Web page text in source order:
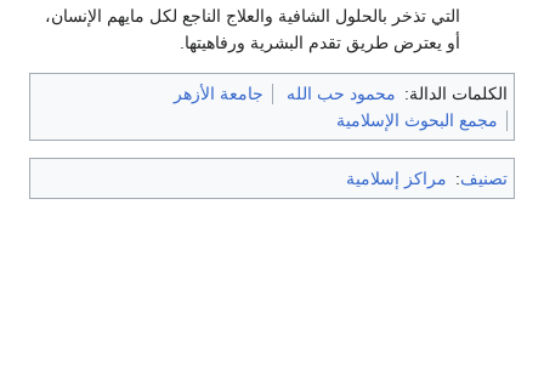
التي تذخر بالحلول الشافية والعلاج الناجع لكل مايهم الإنسان،
أو يعترض طريق تقدم البشرية ورفاهيتها.
الكلمات الدالة: محمود حب الله
جامعة الأزهر
مجمع البحوث الإسلامية
تصنيف: مراكز إسلامية